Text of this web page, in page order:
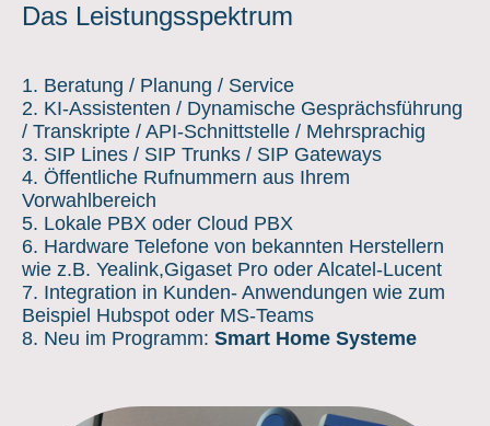
Das Leistungsspektrum
1. Beratung / Planung / Service
2. KI-Assistenten / Dynamische Gesprächsführung
/ Transkripte / API-Schnittstelle / Mehrsprachig
3. SIP Lines / SIP Trunks / SIP Gateways
4. Öffentliche Rufnummern aus Ihrem
Vorwahlbereich
5. Lokale PBX oder Cloud PBX
6. Hardware Telefone von bekannten Herstellern
wie z.B. Yealink,Gigaset Pro oder Alcatel-Lucent
7. Integration in Kunden- Anwendungen wie zum
Beispiel Hubspot oder MS-Teams
8. Neu im Programm: Smart Home Systeme